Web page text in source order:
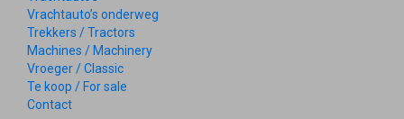
Vrachtauto’s onderweg
Trekkers / Tractors
Machines / Machinery
Vroeger / Classic
Te koop / For sale
Contact